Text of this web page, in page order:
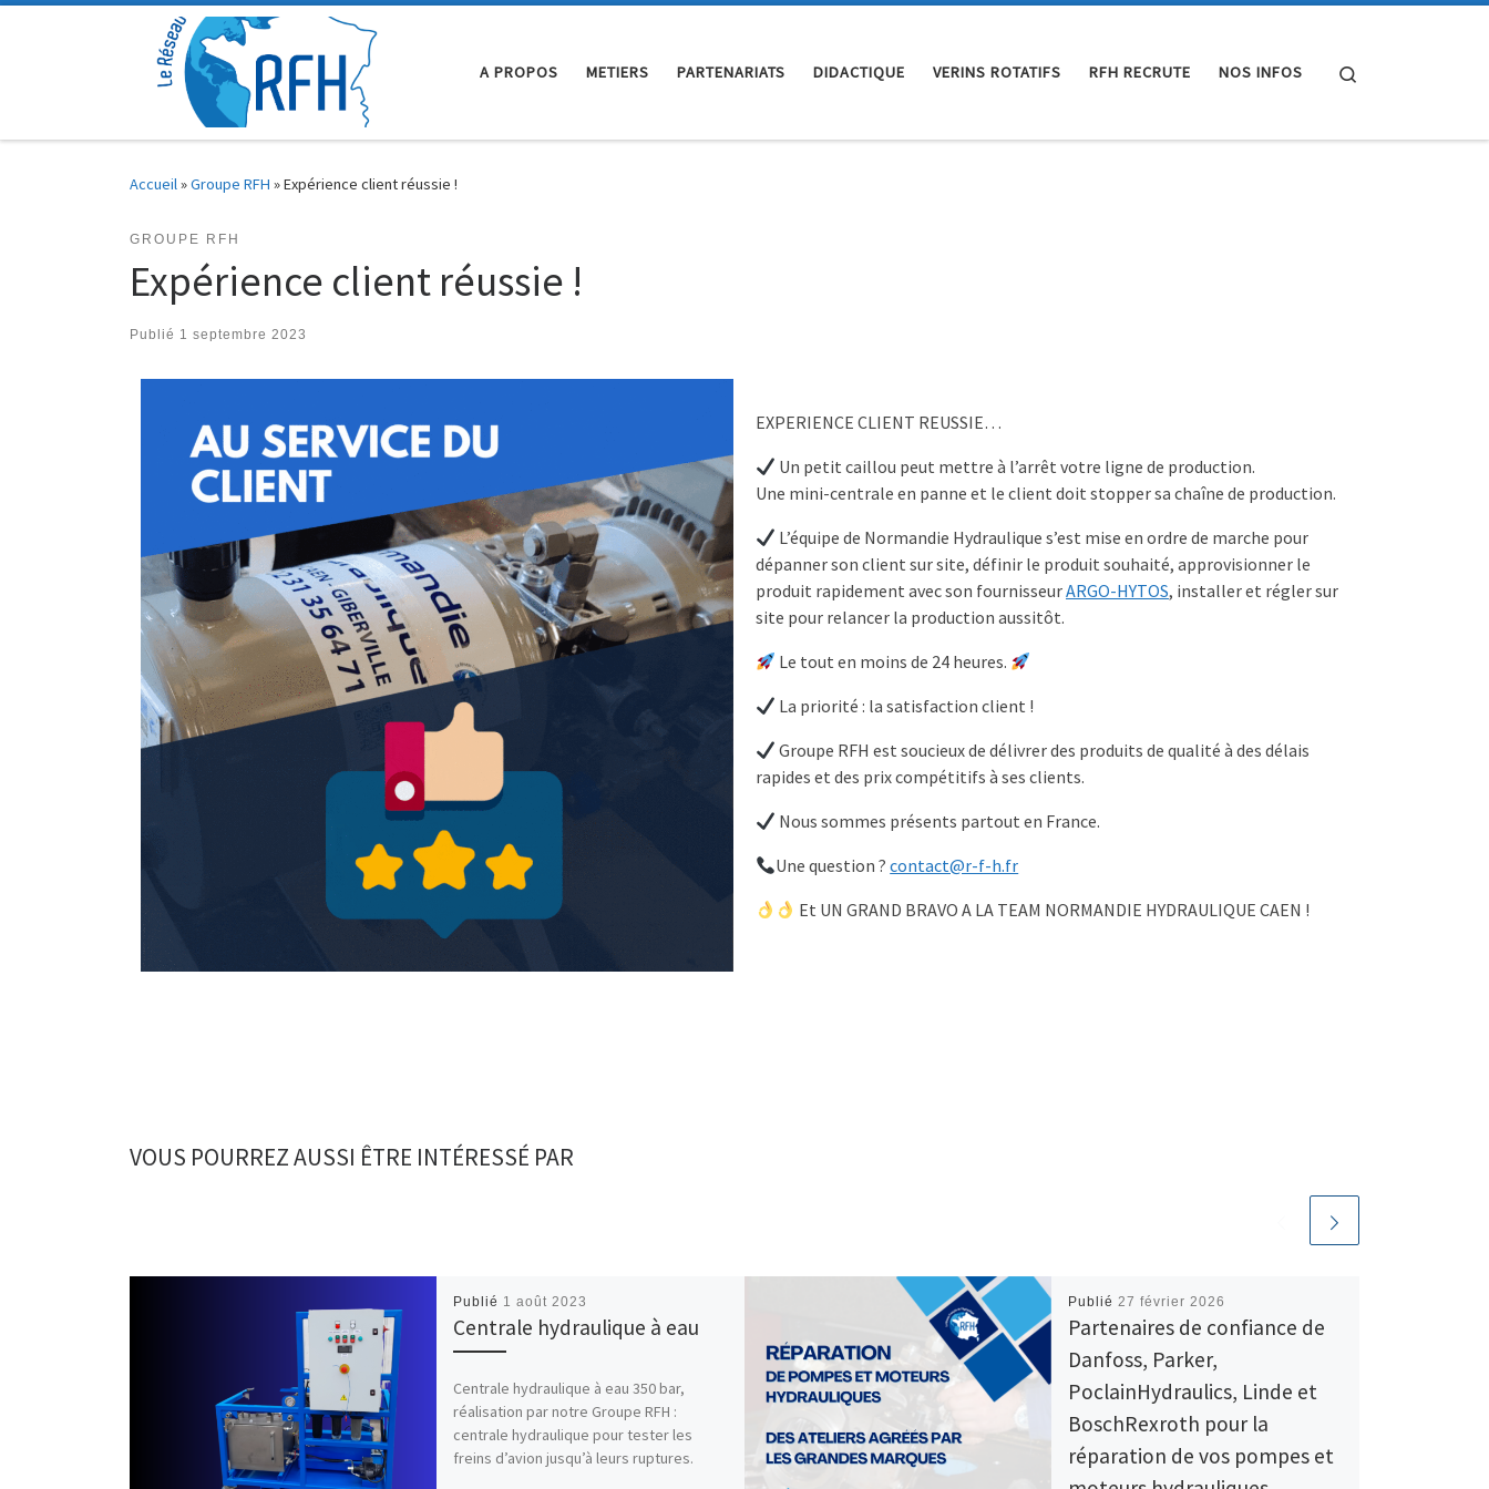
A PROPOS METIERS PARTENARIATS DIDACTIQUE VERINS ROTATIFS RFH RECRUTE NOS INFOS
Accueil»Groupe RFH »Expérience client réussie !
GROUPE RFH
Expérience client réussie !
Publié 1 septembre 2023
EXPERIENCE CLIENT REUSSIE…
Un petit caillou peut mettre à l’arrêt votre ligne de production.
Une mini-centrale en panne et le client doit stopper sa chaîne de production.
L’équipe de Normandie Hydraulique s’est mise en ordre de marche pour
dépanner son client sur site, définir le produit souhaité, approvisionner le
produit rapidement avec son fournisseurARGO-HYTOS, installer et régler sur
site pour relancer la production aussitôt.
Le tout en moins de 24 heures.
La priorité : la satisfaction client !
Groupe RFH est soucieux de délivrer des produits de qualité à des délais
rapides et des prix compétitifs à ses clients.
Nous sommes présents partout en France.
Une question ?contact@r-f-h.fr
Et UN GRAND BRAVO A LA TEAM NORMANDIE HYDRAULIQUE CAEN !
VOUS POURREZ AUSSI ÊTRE INTÉRESSÉ PAR
Publié 1 août 2023
Centrale hydraulique à eau
Centrale hydraulique à eau 350 bar,
réalisation par notre Groupe RFH :
centrale hydraulique pour tester les
freins d’avion jusqu’à leurs ruptures.
Publié 27 février 2026
Partenaires de confiance de
Danfoss, Parker,
PoclainHydraulics, Linde et
BoschRexroth pour la
réparation de vos pompes et